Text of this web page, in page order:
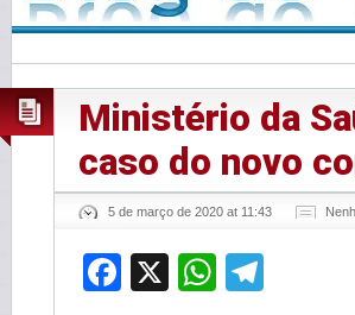
Ministério da
caso do novo
5 de março de 2020 at 11:43
Facebook
X